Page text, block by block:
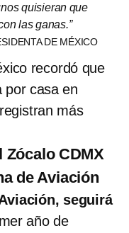
quisieran que
las ganas.”
DE MÉXICO
recordó que
por casa en
más
Zócalo CDMX
de Aviación
seguirá
año de